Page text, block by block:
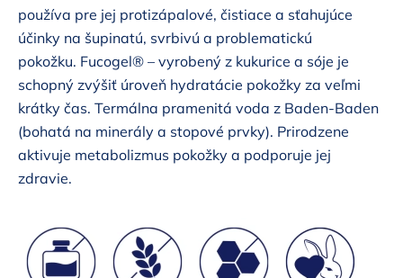
používa pre jej protizápalové, čistiace a sťahujúce
účinky na šupinatú, svrbivú a problematickú
pokožku. Fucogel® – vyrobený z kukurice a sóje je
schopný zvýšiť úroveň hydratácie pokožky za veľmi
krátky čas. Termálna pramenitá voda z Baden-Baden
(bohatá na minerály a stopové prvky). Prirodzene
aktivuje metabolizmus pokožky a podporuje jej
zdravie.